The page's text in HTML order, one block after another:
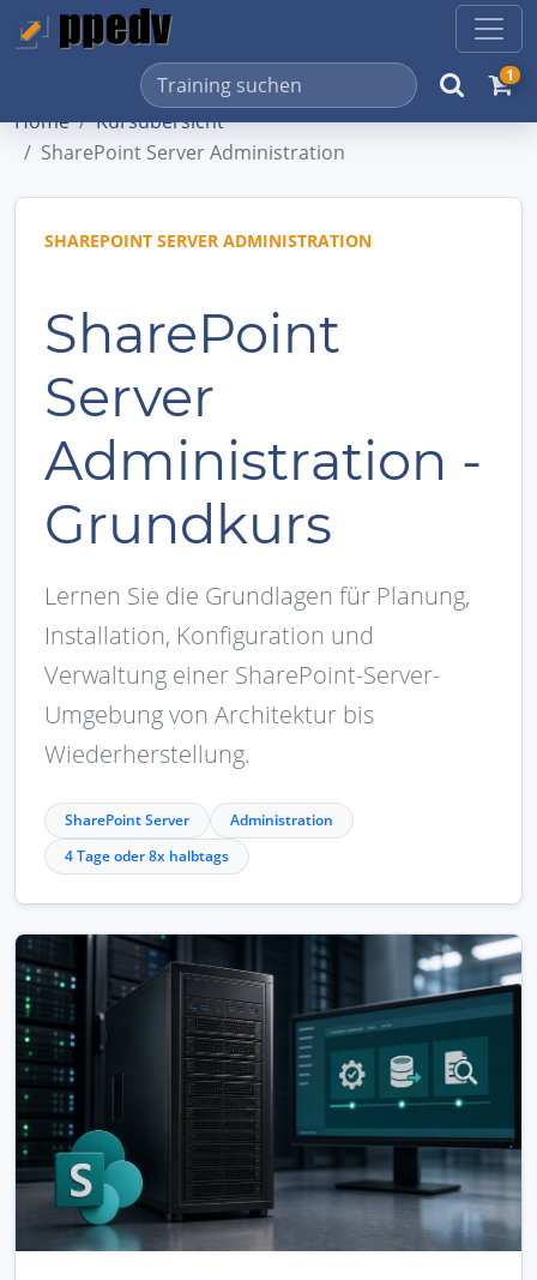
1
Home
Kursübersicht
SharePoint Server Administration
SHAREPOINT SERVER ADMINISTRATION
SharePoint
Server
Administration -
Grundkurs
Lernen Sie die Grundlagen für Planung,
Installation, Konfiguration und
Verwaltung einer SharePoint-Server-
Umgebung von Architektur bis
Wiederherstellung.
SharePoint Server
Administration
4 Tage oder 8x halbtags